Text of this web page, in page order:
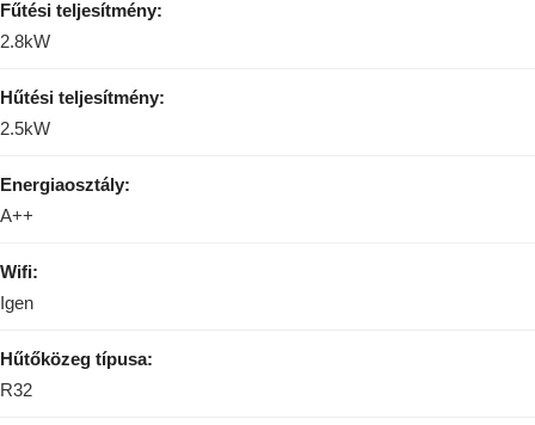
Fűtési teljesítmény:
2.8kW
Hűtési teljesítmény:
2.5kW
Energiaosztály:
A++
Wifi:
Igen
Hűtőközeg típusa:
R32